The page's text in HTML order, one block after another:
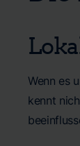
Wenn es
kennt